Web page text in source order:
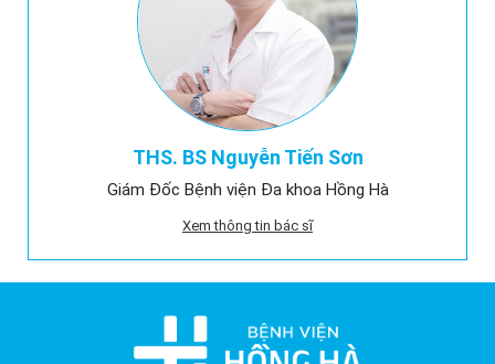
THS. BS Nguyễn Tiến Sơn
Giám Đốc Bệnh viện Đa khoa Hồng Hà
Xem thông tin bác sĩ